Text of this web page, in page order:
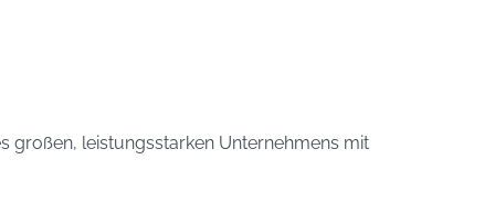
großen, leistungsstarken Unternehmens mit